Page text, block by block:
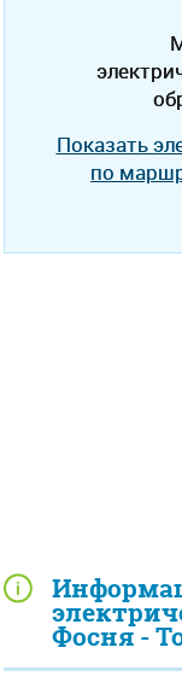
Фосня -
Показать
по